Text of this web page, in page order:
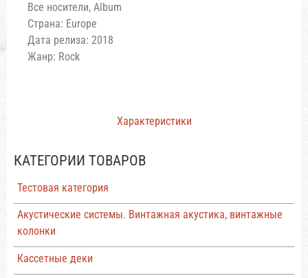
КАТЕГОРИИ ТОВАРОВ
Тестовая категория
Акустические системы. Винтажная акустика, винтажные
колонки
Кассетные деки
Характеристики
Все носители, Album
Страна: Europe
Дата релиза: 2018
Жанр: Rock